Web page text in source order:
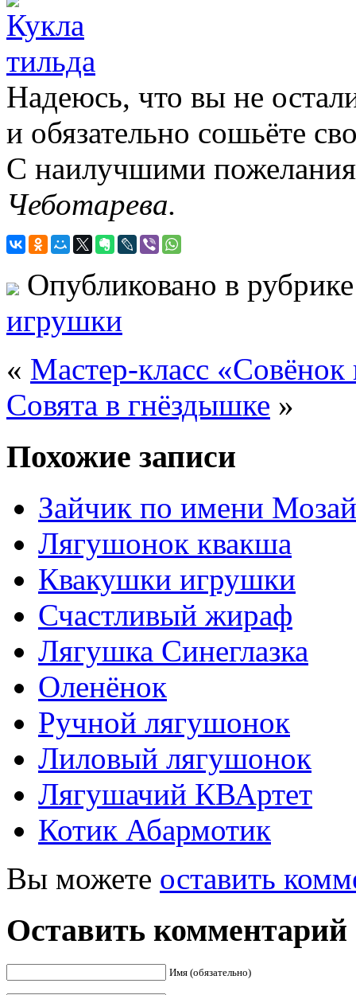
Надеюсь, что вы не
и обязательно сошьёте
С наилучшими
Чеботарева.
Опубликовано в
игрушки
« Мастер-класс
Совята в гнёздышке »
Похожие записи
Зайчик по имени
Лягушонок квакша
Квакушки игрушки
Счастливый жираф
Лягушка Синеглазка
Оленёнок
Ручной лягушонок
Лиловый лягушонок
Лягушачий КВАртет
Котик Абармотик
Вы можете оставить
Оставить комментарий
Имя (обязательно)